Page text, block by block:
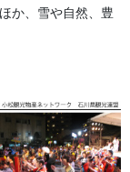
か、雪や自然、豊